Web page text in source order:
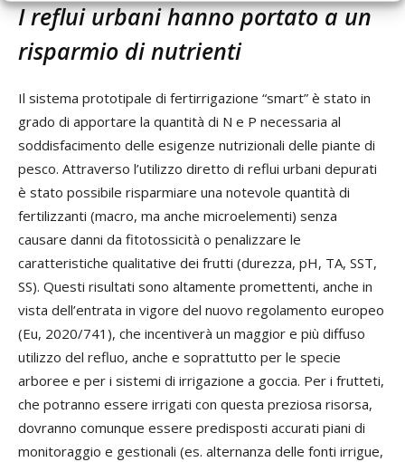
I reflui urbani hanno portato a un
risparmio di nutrienti
Il sistema prototipale di fertirrigazione “smart” è stato in
grado di apportare la quantità di N e P necessaria al
soddisfacimento delle esigenze nutrizionali delle piante di
pesco. Attraverso l’utilizzo diretto di reflui urbani depurati
è stato possibile risparmiare una notevole quantità di
fertilizzanti (macro, ma anche microelementi) senza
causare danni da fitotossicità o penalizzare le
caratteristiche qualitative dei frutti (durezza, pH, TA, SST,
SS). Questi risultati sono altamente promettenti, anche in
vista dell’entrata in vigore del nuovo regolamento europeo
(Eu, 2020/741), che incentiverà un maggior e più diffuso
utilizzo del refluo, anche e soprattutto per le specie
arboree e per i sistemi di irrigazione a goccia. Per i frutteti,
che potranno essere irrigati con questa preziosa risorsa,
dovranno comunque essere predisposti accurati piani di
monitoraggio e gestionali (es. alternanza delle fonti irrigue,